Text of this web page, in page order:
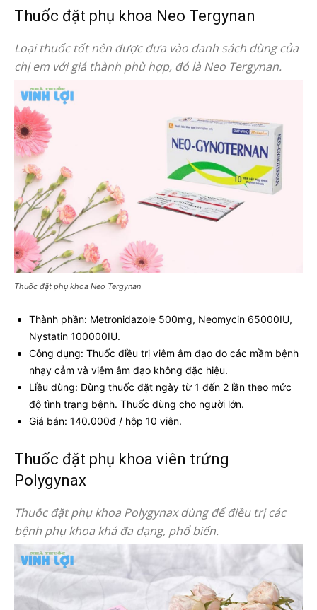
Thuốc đặt phụ khoa Neo Tergynan
Loại thuốc tốt nên được đưa vào danh sách dùng của
chị em với giá thành phù hợp, đó là Neo Tergynan.
Thuốc đặt phụ khoa Neo Tergynan
Thành phần: Metronidazole 500mg, Neomycin 65000IU,
Nystatin 100000IU.
Công dụng: Thuốc điều trị viêm âm đạo do các mầm bệnh
nhạy cảm và viêm âm đạo không đặc hiệu.
Liều dùng: Dùng thuốc đặt ngày từ 1 đến 2 lần theo mức
độ tình trạng bệnh. Thuốc dùng cho người lớn.
Giá bán: 140.000đ / hộp 10 viên.
Thuốc đặt phụ khoa viên trứng
Polygynax
Thuốc đặt phụ khoa Polygynax dùng để điều trị các
bệnh phụ khoa khá đa dạng, phổ biến.